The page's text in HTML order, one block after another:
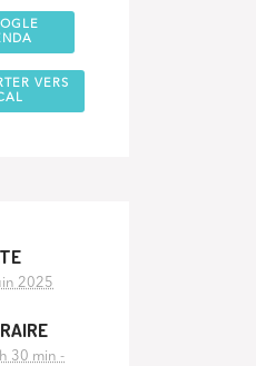
VERS
2025
30 min -